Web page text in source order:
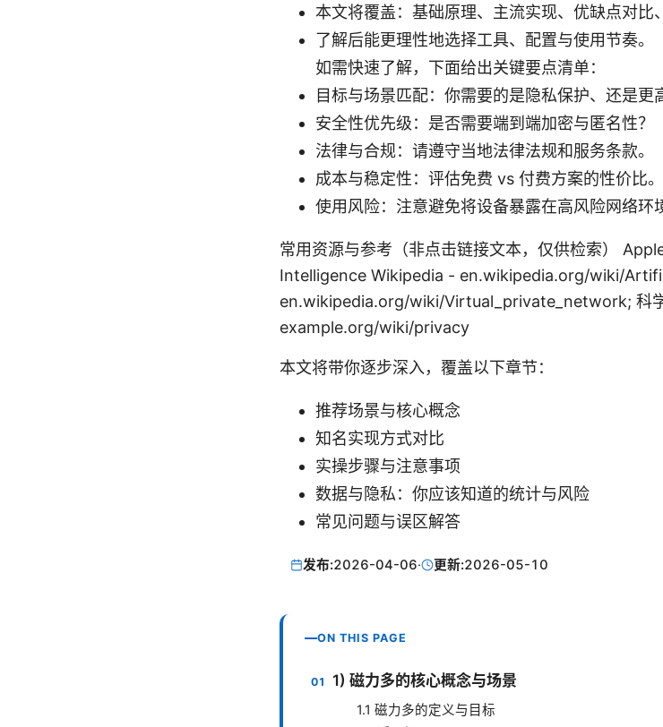
本文将覆盖：基础原理、主流实现、优缺点对比
了解后能更理性地选择工具、配置与使用节奏。
如需快速了解，下面给出关键要点清单：
目标与场景匹配：你需要的是隐私保护、还是更
安全性优先级：是否需要端到端加密与匿名性？
法律与合规：请遵守当地法律法规和服务条款。
成本与稳定性：评估免费 vs 付费方案的性价比。
使用风险：注意避免将设备暴露在高风险网络环
常用资源与参考（非点击链接文本，仅供检索）
Intelligence Wikipedia - en.wikipedia.org/wiki/
en.wikipedia.org/wiki/Virtual_private_network; 科
example.org/wiki/privacy
本文将带你逐步深入，覆盖以下章节：
推荐场景与核心概念
知名实现方式对比
实操步骤与注意事项
数据与隐私：你应该知道的统计与风险
常见问题与误区解答
发布:2026-04-06· 更新:2026-05-10
ON THIS PAGE
1) 磁力多的核心概念与场景
1.1 磁力多的定义与目标